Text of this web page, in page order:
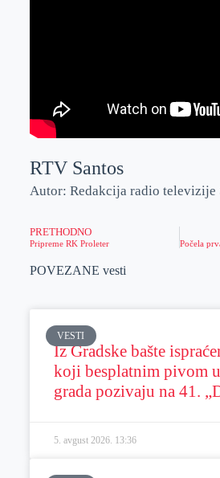
RTV Santos
Autor: Redakcija radio televizije
PRETHODNO
Pripreme RK Proleter
POVEZANE vesti
VESTI
Iz Gradske bašte
koji besplatnim pivom
grada pozivaju na 41.
5. avgust 2026. 13:36